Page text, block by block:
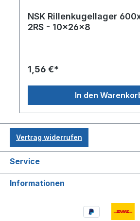
NSK Rillenkugellager
2RS - 10x26x8
1,56 €*
In den
Vertrag widerrufen
Service
Informationen